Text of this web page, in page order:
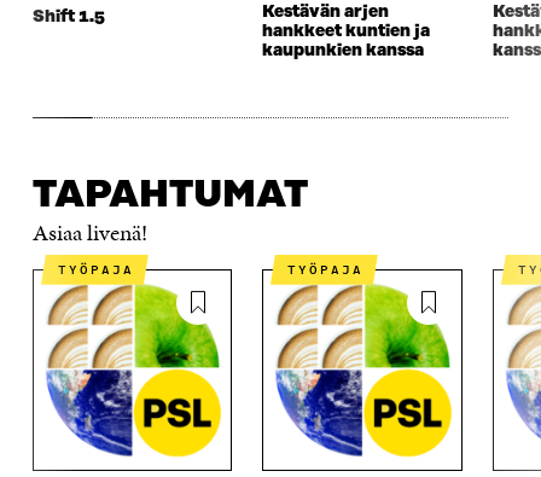
Shift 1.5
Kestävän arjen
hankkeet kuntien ja
kaupunkien kanssa
TAPAHTUMAT
Asiaa livenä!
TYÖPAJA TYÖPAJA